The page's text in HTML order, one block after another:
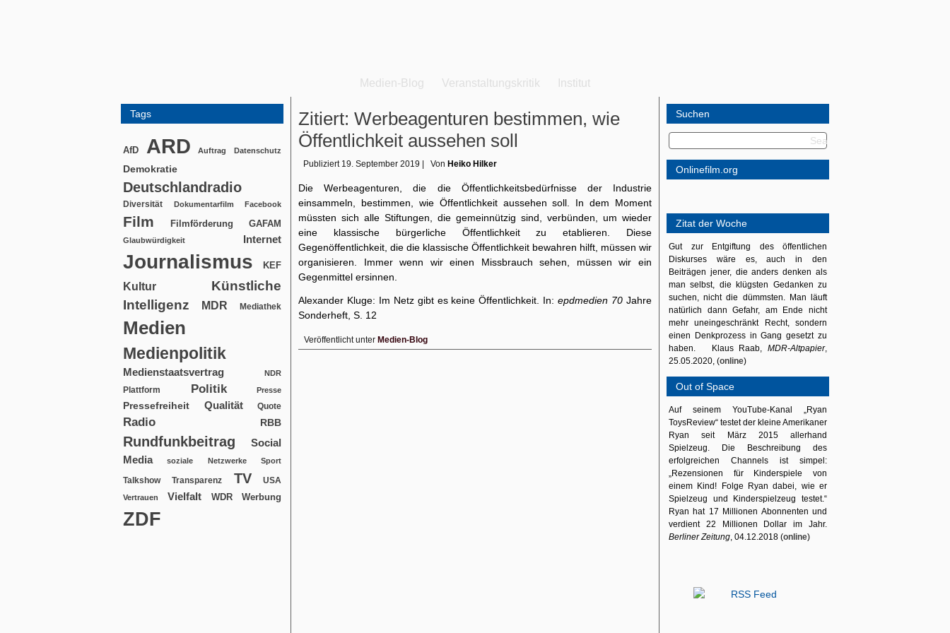
Medien-Blog Veranstaltungskritik Institut
Tags
AfD ARD Auftrag Datenschutz
Demokratie
Deutschlandradio
Diversität Dokumentarfilm Facebook
Film Filmförderung GAFAM
Glaubwürdigkeit Internet
Journalismus KEF
Kultur
Künstliche
Intelligenz
MDR Mediathek
Medien
Medienpolitik
Medienstaatsvertrag NDR
Plattform Politik Presse
Pressefreiheit Qualität Quote
Radio RBB
Rundfunkbeitrag
Social
Media
soziale Netzwerke Sport
Talkshow Transparenz TV USA
Vertrauen Vielfalt WDR Werbung
ZDF
Zitiert: Werbeagenturen bestimmen, wie
Öffentlichkeit aussehen soll
Publiziert 19. September 2019 Von Heiko Hilker
Die Werbeagenturen, die die Öffentlichkeitsbedürfnisse der Industrie
einsammeln, bestimmen, wie Öffentlichkeit aussehen soll. In dem Moment
müssten sich alle Stiftungen, die gemeinnützig sind, verbünden, um wieder
eine klassische bürgerliche Öffentlichkeit zu etablieren. Diese
Gegenöffentlichkeit, die die klassische Öffentlichkeit bewahren hilft, müssen wir
organisieren. Immer wenn wir einen Missbrauch sehen, müssen wir ein
Gegenmittel ersinnen.
Alexander Kluge: Im Netz gibt es keine Öffentlichkeit. In:epdmedien 70 Jahre
Sonderheft, S. 12
Veröffentlicht unter Medien-Blog
Suchen
Onlinefilm.org
Zitat der Woche
Gut zur Entgiftung des öffentlichen
Diskurses wäre es, auch in den
Beiträgen jener, die anders denken als
man selbst, die klügsten Gedanken zu
suchen, nicht die dümmsten. Man läuft
natürlich dann Gefahr, am Ende nicht
mehr uneingeschränkt Recht, sondern
einen Denkprozess in Gang gesetzt zu
haben. Klaus Raab, MDR-Altpapier,
25.05.2020, (online)
Out of Space
Auf seinem YouTube-Kanal „Ryan
ToysReview“ testet der kleine Amerikaner
Ryan seit März 2015 allerhand
Spielzeug. Die Beschreibung des
erfolgreichen Channels ist simpel:
„Rezensionen für Kinderspiele von
einem Kind! Folge Ryan dabei, wie er
Spielzeug und Kinderspielzeug testet.“
Ryan hat 17 Millionen Abonnenten und
verdient 22 Millionen Dollar im Jahr.
Berliner Zeitung, 04.12.2018 (online)